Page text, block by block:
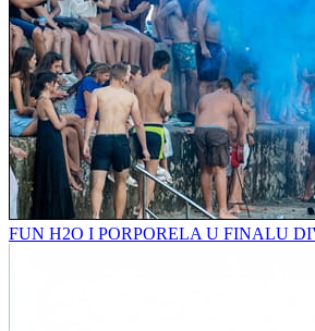
FUN H2O I PORPORELA U FINALU